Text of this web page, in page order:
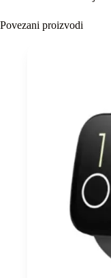
Povezani proizvodi